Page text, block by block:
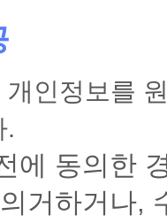
인정보를
.
에 동의한
거하거나,